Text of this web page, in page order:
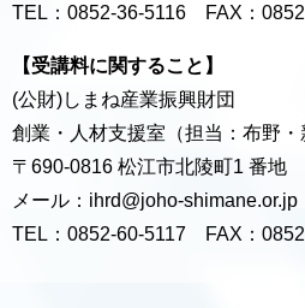
TEL：0852-36-5116 FAX：
【受講料に関すること】
(公財)しまね産業振興財団
創業・人材支援室（担当：布野・
〒690-0816 松江市北陵町1 番地
メール：ihrd@joho-shimane.or.jp
TEL：0852-60-5117 FAX：